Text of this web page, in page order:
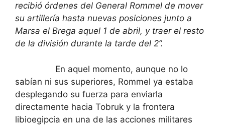
recibió órdenes del General Rommel de mover
su artillería hasta nuevas posiciones junto a
Marsa el Brega aquel 1 de abril, y traer el resto
de la división durante la tarde del 2”.
En aquel momento, aunque no lo
sabían ni sus superiores, Rommel ya estaba
desplegando su fuerza para enviarla
directamente hacia Tobruk y la frontera
libioegipcia en una de las acciones militares